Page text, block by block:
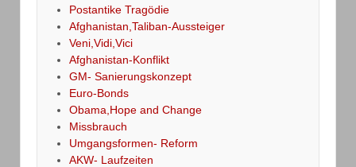
Postantike Tragödie
Afghanistan,Taliban-Aussteiger
Veni,Vidi,Vici
Afghanistan-Konflikt
GM- Sanierungskonzept
Euro-Bonds
Obama,Hope and Change
Missbrauch
Umgangsformen- Reform
AKW- Laufzeiten